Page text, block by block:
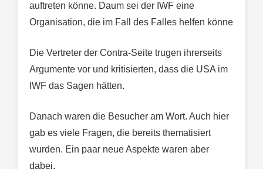
auftreten könne. Daum sei der IWF eine
Organisation, die im Fall des Falles helfen könne
Die Vertreter der Contra-Seite trugen ihrerseits
Argumente vor und kritisierten, dass die USA im
IWF das Sagen hätten.
Danach waren die Besucher am Wort. Auch hier
gab es viele Fragen, die bereits thematisiert
wurden. Ein paar neue Aspekte waren aber
dabei.